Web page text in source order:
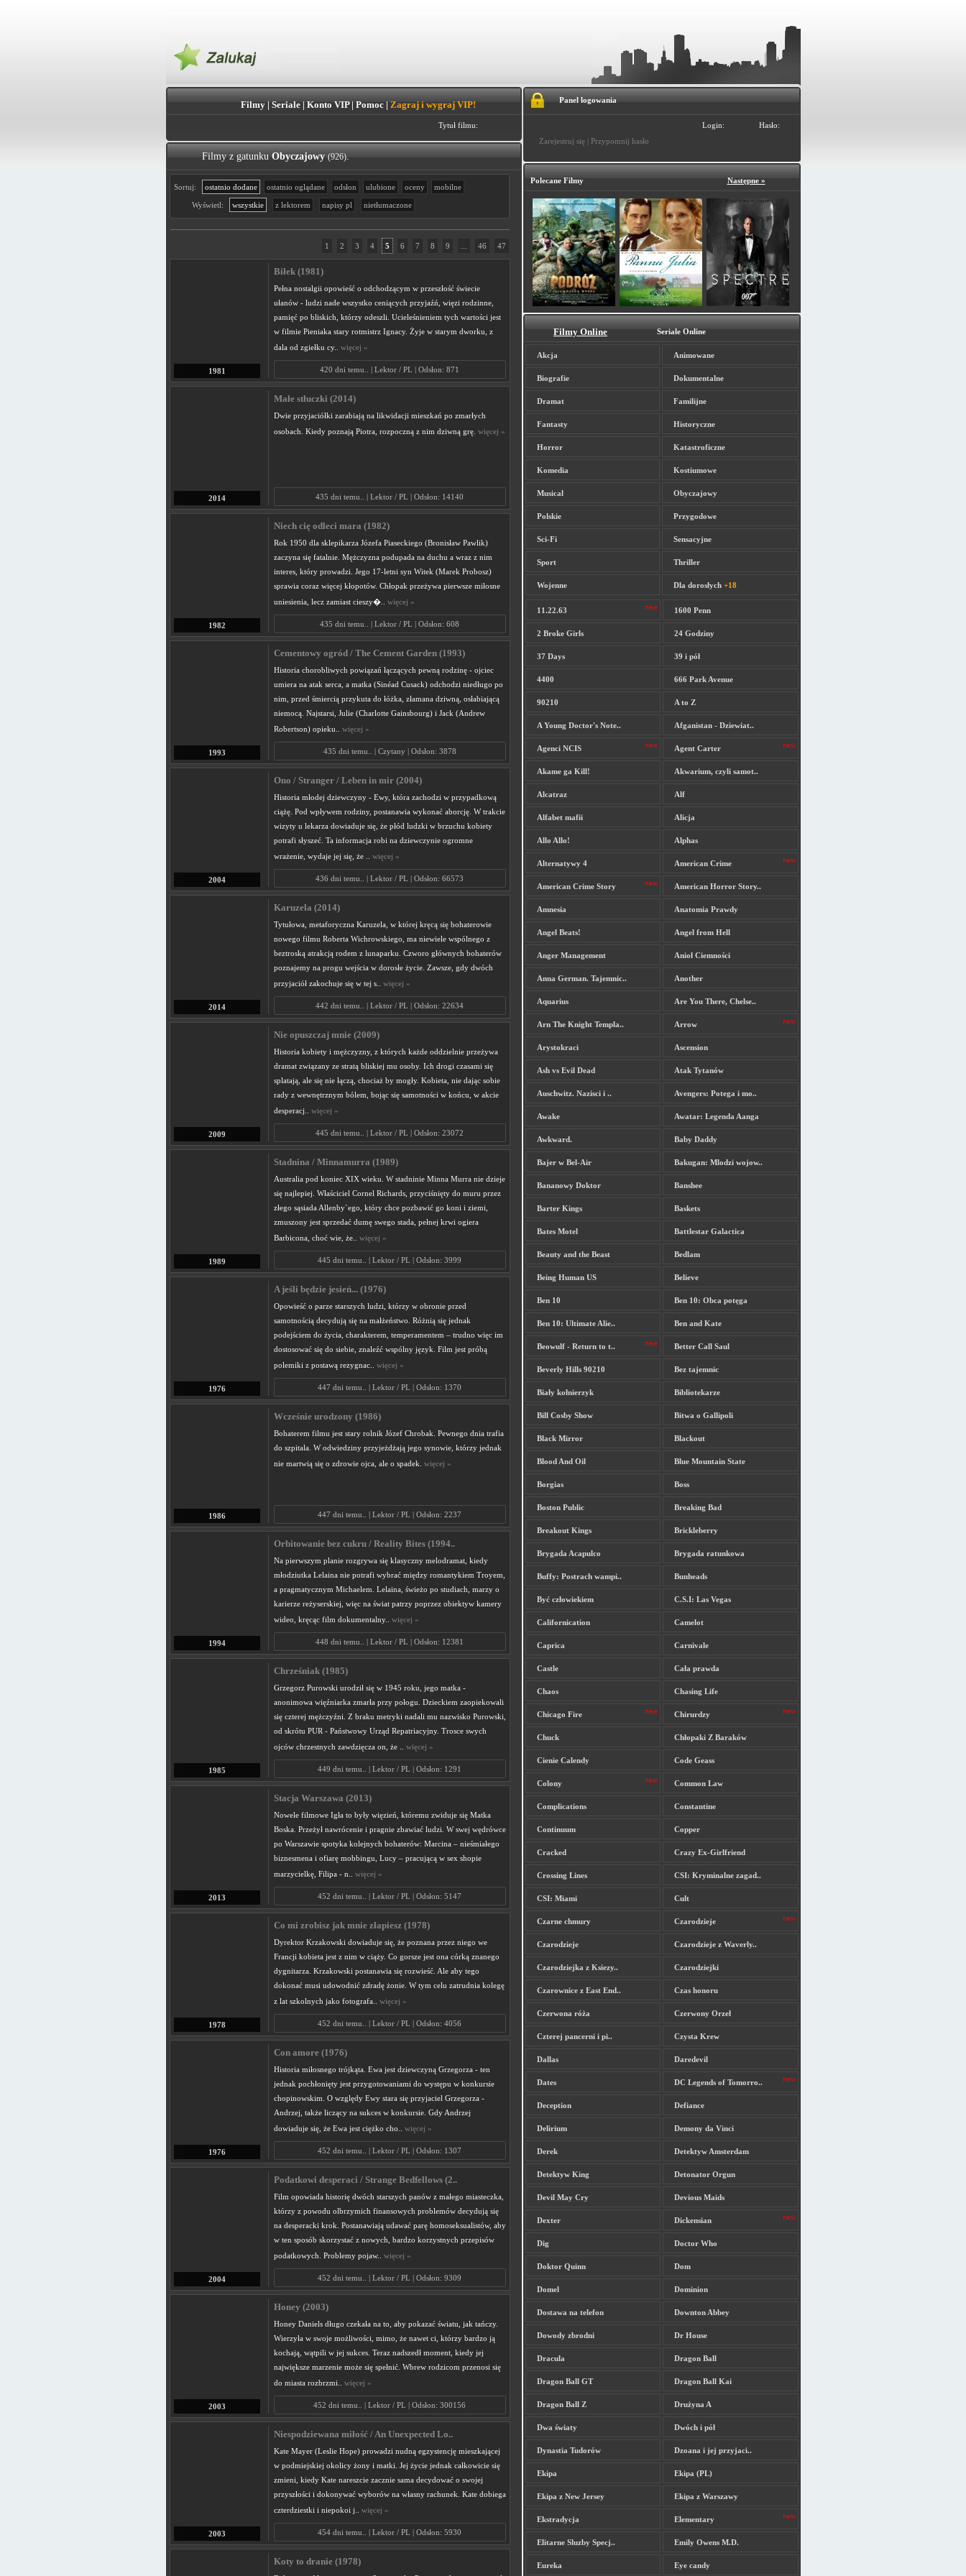
Filmy| Seriale| Konto VIP| Pomoc| Zagraj i wygraj VIP!
Tytuł filmu:
Filmy z gatunkuObyczajowy (926).
Sortuj: ostatnio dodane ostatnio oglądane odsłon ulubione oceny mobilne
Wyświetl: wszystkie z lektorem napisy pl nietłumaczone
1 2 3 4 5 6 7 8 9 46 47
1981
Biłek (1981)
Pełna nostalgii opowieść o odchodzącym w przeszłość świecie
ułanów - ludzi nade wszystko ceniących przyjaźń, więzi rodzinne,
pamięć po bliskich, którzy odeszli. Ucieleśnieniem tych wartości jest
w filmie Pieniaka stary rotmistrz Ignacy. Żyje w starym dworku, z
dala od zgiełku cy.. więcej »
420 dni temu.. | Lektor / PL | Odsłon: 871
2014
Małe stłuczki (2014)
Dwie przyjaciółki zarabiają na likwidacji mieszkań po zmarłych
osobach. Kiedy poznają Piotra, rozpoczną z nim dziwną grę. więcej »
435 dni temu.. | Lektor / PL | Odsłon: 14140
1982
Niech cię odleci mara (1982)
Rok 1950 dla sklepikarza Józefa Piaseckiego (Bronisław Pawlik)
zaczyna się fatalnie. Mężczyzna podupada na duchu a wraz z nim
interes, który prowadzi. Jego 17-letni syn Witek (Marek Probosz)
sprawia coraz więcej kłopotów. Chłopak przeżywa pierwsze miłosne
uniesienia, lecz zamiast cieszy�.. więcej »
435 dni temu.. | Lektor / PL | Odsłon: 608
1993
Cementowy ogród / The Cement Garden (1993)
Historia chorobliwych powiązań łączących pewną rodzinę - ojciec
umiera na atak serca, a matka (Sinéad Cusack) odchodzi niedługo po
nim, przed śmiercią przykuta do łóżka, złamana dziwną, osłabiającą
niemocą. Najstarsi, Julie (Charlotte Gainsbourg) i Jack (Andrew
Robertson) opieku.. więcej »
435 dni temu.. | Czytany | Odsłon: 3878
2004
Ono / Stranger / Leben in mir (2004)
Historia młodej dziewczyny - Ewy, która zachodzi w przypadkową
ciążę. Pod wpływem rodziny, postanawia wykonać aborcję. W trakcie
wizyty u lekarza dowiaduje się, że płód ludzki w brzuchu kobiety
potrafi słyszeć. Ta informacja robi na dziewczynie ogromne
wrażenie, wydaje jej się, że .. więcej »
436 dni temu.. | Lektor / PL | Odsłon: 66573
2014
Karuzela (2014)
Tytułowa, metaforyczna Karuzela, w której kręcą się bohaterowie
nowego filmu Roberta Wichrowskiego, ma niewiele wspólnego z
beztroską atrakcją rodem z lunaparku. Czworo głównych bohaterów
poznajemy na progu wejścia w dorosłe życie. Zawsze, gdy dwóch
przyjaciół zakochuje się w tej s.. więcej »
442 dni temu.. | Lektor / PL | Odsłon: 22634
2009
Nie opuszczaj mnie (2009)
Historia kobiety i mężczyzny, z których każde oddzielnie przeżywa
dramat związany ze stratą bliskiej mu osoby. Ich drogi czasami się
splatają, ale się nie łączą, chociaż by mogły. Kobieta, nie dając sobie
rady z wewnętrznym bólem, bojąc się samotności w końcu, w akcie
desperacj.. więcej »
445 dni temu.. | Lektor / PL | Odsłon: 23072
1989
Stadnina / Minnamurra (1989)
Australia pod koniec XIX wieku. W stadninie Minna Murra nie dzieje
się najlepiej. Właściciel Cornel Richards, przyciśnięty do muru przez
złego sąsiada Allenby`ego, który chce pozbawić go koni i ziemi,
zmuszony jest sprzedać dumę swego stada, pełnej krwi ogiera
Barbicona, choć wie, że.. więcej »
445 dni temu.. | Lektor / PL | Odsłon: 3999
1976
A jeśli będzie jesień... (1976)
Opowieść o parze starszych ludzi, którzy w obronie przed
samotnością decydują się na małżeństwo. Różnią się jednak
podejściem do życia, charakterem, temperamentem – trudno więc im
dostosować się do siebie, znaleźć wspólny język. Film jest próbą
polemiki z postawą rezygnac.. więcej »
447 dni temu.. | Lektor / PL | Odsłon: 1370
1986
Wcześnie urodzony (1986)
Bohaterem filmu jest stary rolnik Józef Chrobak. Pewnego dnia trafia
do szpitala. W odwiedziny przyjeżdżają jego synowie, którzy jednak
nie martwią się o zdrowie ojca, ale o spadek. więcej »
447 dni temu.. | Lektor / PL | Odsłon: 2237
1994
Orbitowanie bez cukru / Reality Bites (1994..
Na pierwszym planie rozgrywa się klasyczny melodramat, kiedy
młodziutka Lelaina nie potrafi wybrać między romantykiem Troyem,
a pragmatycznym Michaelem. Lelaina, świeżo po studiach, marzy o
karierze reżyserskiej, więc na świat patrzy poprzez obiektyw kamery
wideo, kręcąc film dokumentalny.. więcej »
448 dni temu.. | Lektor / PL | Odsłon: 12381
1985
Chrześniak (1985)
Grzegorz Purowski urodził się w 1945 roku, jego matka -
anonimowa więźniarka zmarła przy połogu. Dzieckiem zaopiekowali
się czterej mężczyźni. Z braku metryki nadali mu nazwisko Purowski,
od skrótu PUR - Państwowy Urząd Repatriacyjny. Trosce swych
ojców chrzestnych zawdzięcza on, że .. więcej »
449 dni temu.. | Lektor / PL | Odsłon: 1291
2013
Stacja Warszawa (2013)
Nowele filmowe Igła to były więzień, któremu zwiduje się Matka
Boska. Przeżył nawrócenie i pragnie zbawiać ludzi. W swej wędrówce
po Warszawie spotyka kolejnych bohaterów: Marcina – nieśmiałego
biznesmena i ofiarę mobbingu, Lucy – pracującą w sex shopie
marzycielkę, Filipa - n.. więcej »
452 dni temu.. | Lektor / PL | Odsłon: 5147
1978
Co mi zrobisz jak mnie złapiesz (1978)
Dyrektor Krzakowski dowiaduje się, że poznana przez niego we
Francji kobieta jest z nim w ciąży. Co gorsze jest ona córką znanego
dygnitarza. Krzakowski postanawia się rozwieść. Ale aby tego
dokonać musi udowodnić zdradę żonie. W tym celu zatrudnia kolegę
z lat szkolnych jako fotografa.. więcej »
452 dni temu.. | Lektor / PL | Odsłon: 4056
1976
Con amore (1976)
Historia miłosnego trójkąta. Ewa jest dziewczyną Grzegorza - ten
jednak pochłonięty jest przygotowaniami do występu w konkursie
chopinowskim. O względy Ewy stara się przyjaciel Grzegorza -
Andrzej, także liczący na sukces w konkursie. Gdy Andrzej
dowiaduje się, że Ewa jest ciężko cho.. więcej »
452 dni temu.. | Lektor / PL | Odsłon: 1307
2004
Podatkowi desperaci / Strange Bedfellows (2..
Film opowiada historię dwóch starszych panów z małego miasteczka,
którzy z powodu olbrzymich finansowych problemów decydują się
na desperacki krok. Postanawiają udawać parę homoseksualistów, aby
w ten sposób skorzystać z nowych, bardzo korzystnych przepisów
podatkowych. Problemy pojaw.. więcej »
452 dni temu.. | Lektor / PL | Odsłon: 9309
2003
Honey (2003)
Honey Daniels długo czekała na to, aby pokazać światu, jak tańczy.
Wierzyła w swoje możliwości, mimo, że nawet ci, którzy bardzo ją
kochają, wątpili w jej sukces. Teraz nadszedł moment, kiedy jej
największe marzenie może się spełnić. Wbrew rodzicom przenosi się
do miasta rozbrzmi.. więcej »
452 dni temu.. | Lektor / PL | Odsłon: 300156
2003
Niespodziewana miłość / An Unexpected Lo..
Kate Mayer (Leslie Hope) prowadzi nudną egzystencję mieszkającej
w podmiejskiej okolicy żony i matki. Jej życie jednak całkowicie się
zmieni, kiedy Kate nareszcie zacznie sama decydować o swojej
przyszłości i dokonywać wyborów na własny rachunek. Kate dobiega
czterdziestki i niepokoi j.. więcej »
454 dni temu.. | Lektor / PL | Odsłon: 5930
Koty to dranie (1978)
Panel logowania
Login:
Hasło:
Zarejestruj się | Przypomnij hasło
Polecane Filmy Następne »
Filmy Online Seriale Online
Akcja Animowane
Biografie Dokumentalne
Dramat Familijne
Fantasty Historyczne
Horror Katastroficzne
Komedia Kostiumowe
Musical Obyczajowy
Polskie Przygodowe
Sci-Fi Sensacyjne
Sport Thriller
Wojenne Dla dorosłych +18
11.22.63 1600 Penn
2 Broke Girls 24 Godziny
37 Days 39 i pół
4400 666 Park Avenue
90210 A to Z
A Young Doctor's Note.. Afganistan - Dziewiat..
Agenci NCIS Agent Carter
Akame ga Kill! Akwarium, czyli samot..
Alcatraz Alf
Alfabet mafii Alicja
Allo Allo! Alphas
Alternatywy 4 American Crime
American Crime Story American Horror Story..
Amnesia Anatomia Prawdy
Angel Beats! Angel from Hell
Anger Management Anioł Ciemności
Anna German. Tajemnic.. Another
Aquarius Are You There, Chelse..
Arn The Knight Templa.. Arrow
Arystokraci Ascension
Ash vs Evil Dead Atak Tytanów
Auschwitz. Nazisci i .. Avengers: Potega i mo..
Awake Awatar: Legenda Aanga
Awkward. Baby Daddy
Bajer w Bel-Air Bakugan: Mlodzi wojow..
Bananowy Doktor Banshee
Barter Kings Baskets
Bates Motel Battlestar Galactica
Beauty and the Beast Bedlam
Being Human US Believe
Ben 10 Ben 10: Obca potęga
Ben 10: Ultimate Alie.. Ben and Kate
Beowulf - Return to t.. Better Call Saul
Beverly Hills 90210 Bez tajemnic
Biały kołnierzyk Bibliotekarze
Bill Cosby Show Bitwa o Gallipoli
Black Mirror Blackout
Blood And Oil Blue Mountain State
Borgias Boss
Boston Public Breaking Bad
Breakout Kings Brickleberry
Brygada Acapulco Brygada ratunkowa
Buffy: Postrach wampi.. Bunheads
Być człowiekiem C.S.I: Las Vegas
Californication Camelot
Caprica Carnivale
Castle Cała prawda
Chaos Chasing Life
Chicago Fire Chirurdzy
Chuck Chłopaki Z Baraków
Cienie Calendy Code Geass
Colony Common Law
Complications Constantine
Continuum Copper
Cracked Crazy Ex-Girlfriend
Crossing Lines CSI: Kryminalne zagad..
CSI: Miami Cult
Czarne chmury Czarodzieje
Czarodzieje Czarodzieje z Waverly..
Czarodziejka z Ksiezy.. Czarodziejki
Czarownice z East End.. Czas honoru
Czerwona róża Czerwony Orzeł
Czterej pancerni i pi.. Czysta Krew
Dallas Daredevil
Dates DC Legends of Tomorro..
Deception Defiance
Delirium Demony da Vinci
Derek Detektyw Amsterdam
Detektyw King Detonator Orgun
Devil May Cry Devious Maids
Dexter Dickensian
Dig Doctor Who
Doktor Quinn Dom
Domel Dominion
Dostawa na telefon Downton Abbey
Dowody zbrodni Dr House
Dracula Dragon Ball
Dragon Ball GT Dragon Ball Kai
Dragon Ball Z Drużyna A
Dwa światy Dwóch i pół
Dynastia Tudorów Dzoana i jej przyjaci..
Ekipa Ekipa (PL)
Ekipa z New Jersey Ekipa z Warszawy
Ekstradycja Elementary
Elitarne Sluzby Specj.. Emily Owens M.D.
Eureka Eye candy